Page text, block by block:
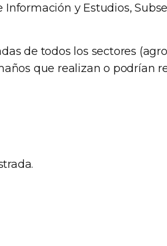
Información y Estudios,
de todos los sectores
que realizan o podrían